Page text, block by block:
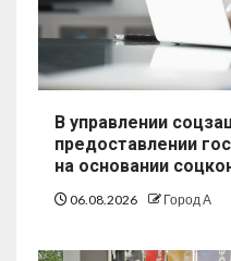
В управлении
предоставлении
на основании
06.08.2026 Город А